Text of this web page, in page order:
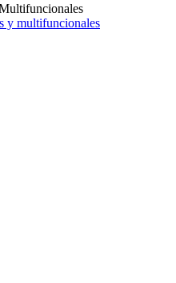
y multifuncionales